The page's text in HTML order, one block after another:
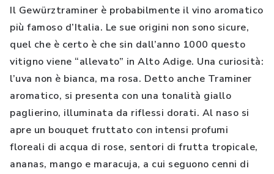
Il Gewürztraminer è probabilmente il vino aromatico
più famoso d’Italia. Le sue origini non sono sicure,
quel che è certo è che sin dall’anno 1000 questo
vitigno viene “allevato” in Alto Adige. Una curiosità:
l’uva non è bianca, ma rosa. Detto anche Traminer
aromatico, si presenta con una tonalità giallo
paglierino, illuminata da riflessi dorati. Al naso si
apre un bouquet fruttato con intensi profumi
floreali di acqua di rose, sentori di frutta tropicale,
ananas, mango e maracuja, a cui seguono cenni di